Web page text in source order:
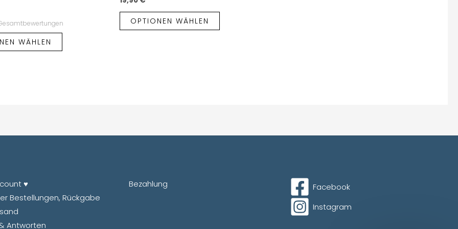
WÄHLEN
OPTIONEN WÄHLEN
♥
Bestellungen, Rückgabe
Antworten
Bezahlung
Facebook
Instagram